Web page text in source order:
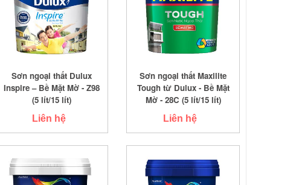
Sơn ngoại thất Dulux
Inspire – Bề Mặt Mờ - Z98
(5 lít/15 lít)
Liên hệ
Sơn ngoại thất Maxilite
Tough từ Dulux - Bề Mặt
Mờ - 28C (5 lít/15 lít)
Liên hệ